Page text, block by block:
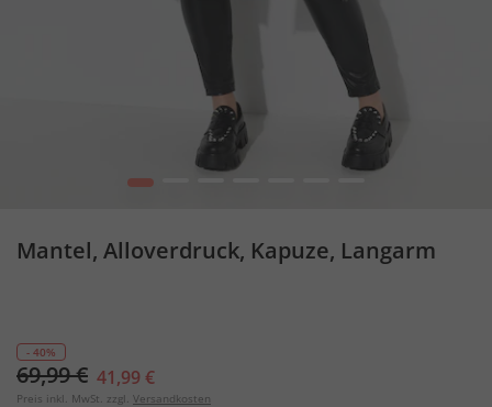
1
Mantel, Alloverdruck, Kapuze, Langarm
- 40%
69,99 € 41,99 €
Preis inkl. MwSt. zzgl. Versandkosten